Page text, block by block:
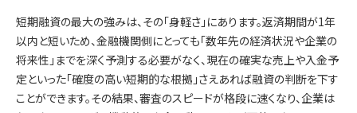
短期融資の最大の強みは、その「身軽さ」にあります。返済期間が1年
以内と短いため、金融機関側にとっても「数年先の経済状況や企業の
将来性」までを深く予測する必要がなく、現在の確実な売上や入金予
定といった「確度の高い短期的な根拠」さえあれば融資の判断を下す
ことができます。その結果、審査のスピードが格段に速くなり、企業は